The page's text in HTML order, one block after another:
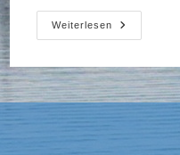
Weiterlesen
Chiemsee
Bei